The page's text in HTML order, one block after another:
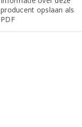
producent opslaan als
PDF